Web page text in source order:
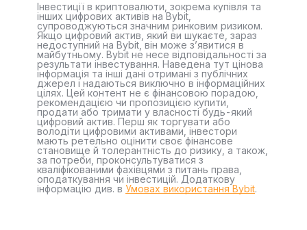
Інвестиції в криптовалюти, зокрема купівля та
інших цифрових активів на Bybit,
супроводжуються значним ринковим ризиком.
Якщо цифровий актив, який ви шукаєте, зараз
недоступний на Bybit, він може з’явитися в
майбутньому. Bybit не несе відповідальності за
результати інвестування. Наведена тут цінова
інформація та інші дані отримані з публічних
джерел і надаються виключно в інформаційних
цілях. Цей контент не є фінансовою порадою,
рекомендацією чи пропозицією купити,
продати або тримати у власності будь-який
цифровий актив. Перш як торгувати або
володіти цифровими активами, інвестори
мають ретельно оцінити своє фінансове
становище й толерантність до ризику, а також,
за потреби, проконсультуватися з
кваліфікованими фахівцями з питань права,
оподаткування чи інвестицій. Додаткову
інформацію див. в Умовах використання Bybit.